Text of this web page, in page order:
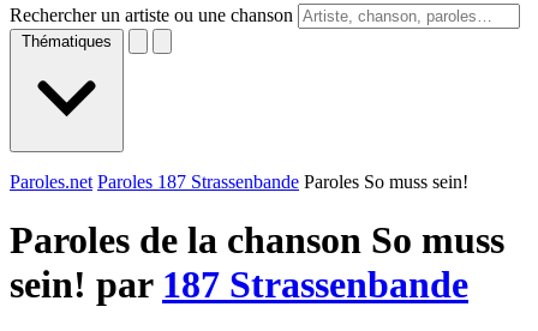
Rechercher un artiste ou une chanson
Thématiques
Paroles.net Paroles 187 Strassenbande Paroles So muss sein!
Paroles de la chanson So muss
sein! par 187 Strassenbande